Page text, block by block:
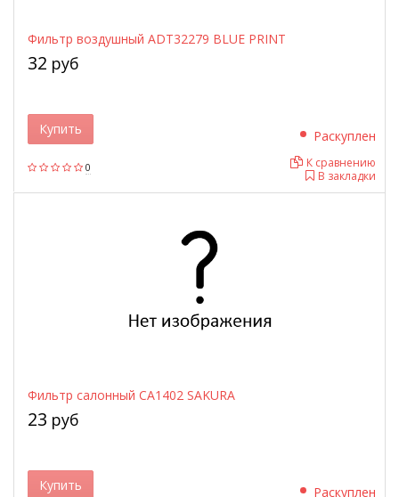
Фильтр воздушный ADT32279 BLUE PRINT
0
32 руб
Раскуплен
В закладки
К сравнению
Купить
Фильтр салонный CA1402 SAKURA
23 руб
Раскуплен
Купить